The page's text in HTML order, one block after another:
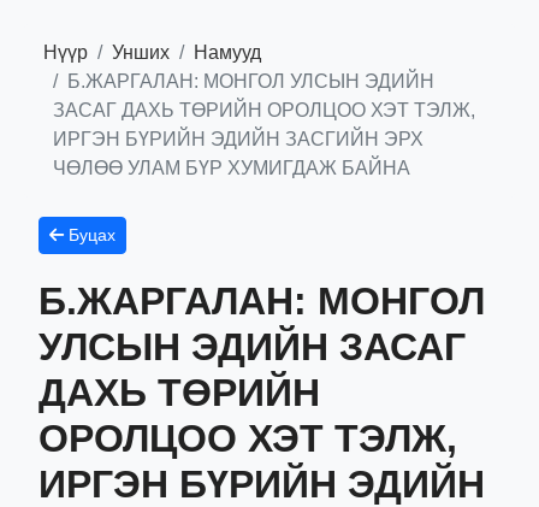
Нүүр Унших
Намууд
Б.ЖАРГАЛАН: МОНГОЛ УЛСЫН ЭДИЙН
ЗАСАГ ДАХЬ ТӨРИЙН ОРОЛЦОО ХЭТ ТЭЛЖ,
ИРГЭН БҮРИЙН ЭДИЙН ЗАСГИЙН ЭРХ
ЧӨЛӨӨ УЛАМ БҮР ХУМИГДАЖ БАЙНА
Буцах
Б.ЖАРГАЛАН: МОНГОЛ
УЛСЫН ЭДИЙН ЗАСАГ
ДАХЬ ТӨРИЙН
ОРОЛЦОО ХЭТ ТЭЛЖ,
ИРГЭН БҮРИЙН ЭДИЙН